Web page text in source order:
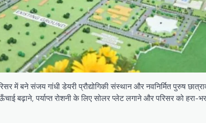
में बने संजय गांधी डेयरी प्रौद्योगिकी संस्थान और नवनिर्मित पुरुष
बढ़ाने, पर्याप्त रोशनी के लिए सोलर प्लेट लगाने और परिसर को हरा-